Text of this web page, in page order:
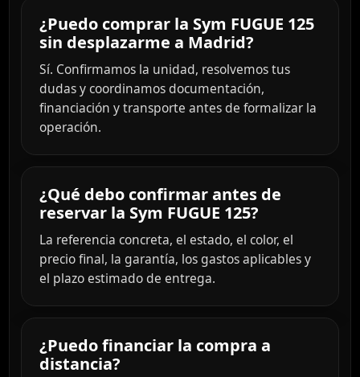
¿Puedo comprar la Sym FUGUE 125
sin desplazarme a Madrid?
Sí. Confirmamos la unidad, resolvemos tus
dudas y coordinamos documentación,
financiación y transporte antes de formalizar la
operación.
¿Qué debo confirmar antes de
reservar la Sym FUGUE 125?
La referencia concreta, el estado, el color, el
precio final, la garantía, los gastos aplicables y
el plazo estimado de entrega.
¿Puedo financiar la compra a
distancia?